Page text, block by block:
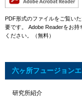
PDF形式のファイルをご覧い
要です。
Adobe Readerをお持
ください。（無料）
六ヶ所フュージョン
研究所紹介